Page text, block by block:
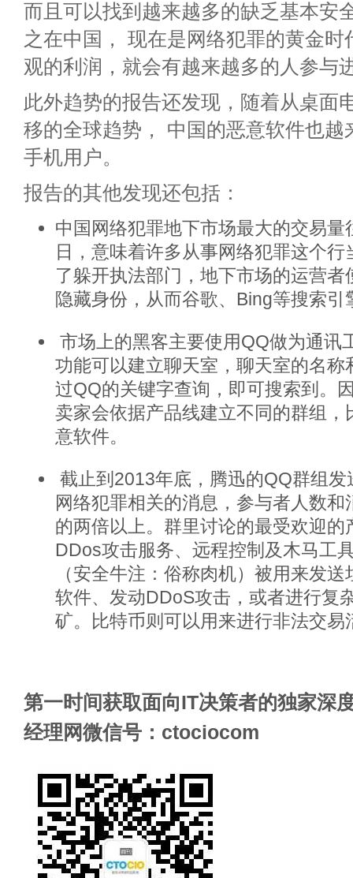
而且可以找到越来越多的缺乏基本安
之在中国， 现在是网络犯罪的黄金时
观的利润，就会有越来越多的人参与
此外趋势的报告还发现，随着从桌面
移的全球趋势， 中国的恶意软件也越
手机用户。
报告的其他发现还包括：
中国网络犯罪地下市场最大的交易量
日，意味着许多从事网络犯罪这个
了躲开执法部门，地下市场的运营者
隐藏身份，从而谷歌、Bing等搜索引
市场上的黑客主要使用QQ做为通讯
功能可以建立聊天室，聊天室的名称
过QQ的关键字查询，即可搜索到。
卖家会依据产品线建立不同的群组，
意软件。
截止到2013年底，腾迅的QQ群组
网络犯罪相关的消息，参与者人数
的两倍以上。群里讨论的最受欢迎的
DDos攻击服务、远程控制及木马工
（安全牛注：俗称肉机）被用来发
软件、发动DDoS攻击，或者进行复
矿。比特币则可以用来进行非法交易
第一时间获取面向IT决策者的独家深
经理网微信号：ctociocom